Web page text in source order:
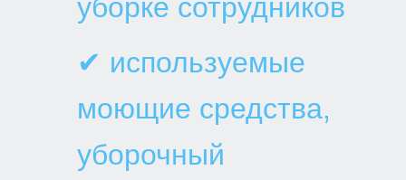
уборке сотрудников
✔ используемые
моющие средства,
уборочный